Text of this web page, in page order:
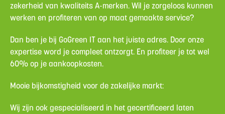
zekerheid van kwaliteits A-merken. Wil je zorgeloos kunnen
werken en profiteren van op maat gemaakte service?
Dan ben je bij GoGreen IT aan het juiste adres. Door onze
expertise word je compleet ontzorgt. En profiteer je tot wel
60% op je aankoopkosten.
Mooie bijkomstigheid voor de zakelijke markt:
Wij zijn ook gespecialiseerd in het gecertificeerd laten